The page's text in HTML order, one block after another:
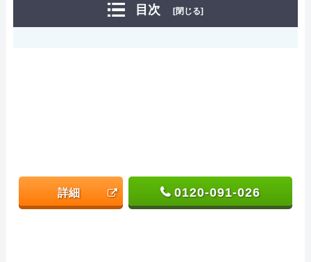
目次 [閉じる]
詳細 0120-091-026